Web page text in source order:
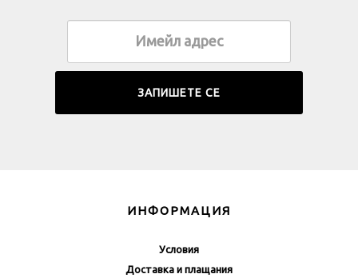
ИНФОРМАЦИЯ
Условия
Доставка и плащания